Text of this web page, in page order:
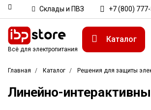
Склады и ПВЗ +7 (800)
Всё для электропитания
Каталог
Главная Каталог Решения для защиты
Линейно-